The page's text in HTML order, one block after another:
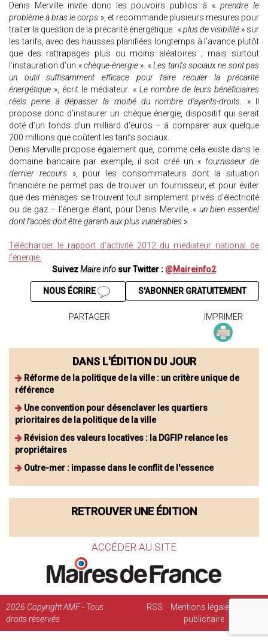
Denis Merville invite donc les pouvoirs publics à «prendre le
problème à bras le corps », et recommande plusieurs mesures pour
traiter la question de la précarité énergétique : «plus de visibilité » sur
les tarifs, avec des hausses planifiées longtemps à l’avance plutôt
que des rattrapages plus ou moins aléatoires ; mais surtout
l’instauration d’un «chèque-énergie ». «Les tarifs sociaux ne sont pas
un outil suffisamment efficace pour faire reculer la précarité
énergétique », écrit le médiateur. « Le nombre de leurs bénéficiaires
réels peine à dépasser la moitié du nombre d’ayants-droits. » Il
propose donc d’instaurer un chèque énergie, dispositif qui serait
doté d’un fonds d’un milliard d’euros – à comparer aux quelque
200 millions que coûtent les tarifs sociaux.
Denis Merville propose également que, comme cela existe dans le
domaine bancaire par exemple, il soit créé un « fournisseur de
dernier recours», pour les consommateurs dont la situation
financière ne permet pas de trouver un fournisseur, et pour éviter
que des ménages se trouvent tout simplement privés d’électricité
ou de gaz – l’énergie étant, pour Denis Merville, « un bien essentiel
dont l’accès doit être garanti aux plus vulnérables ».
Télécharger le rapport d’activité 2012 du médiateur national de
l’énergie.
SuivezMaire info sur Twitter : @Maireinfo2
S'ABONNER GRATUITEMENT
NOUS ÉCRIRE
PARTAGER IMPRIMER
DANS L'ÉDITION DU JOUR
Réforme de la politique de la ville : un critère unique de
référence
Une convention pour désenclaver les quartiers
prioritaires de la politique de la ville
Révision des valeurs locatives : la DGFIP relance les
propriétaires
Outre-mer : impasse dans le conflit de l'essence
RETROUVER UNE ÉDITION
ACCÉDER AU SITE
2026 Copyright AMF - Tous
droits réservés
RSS Mentions légales
publicitaire